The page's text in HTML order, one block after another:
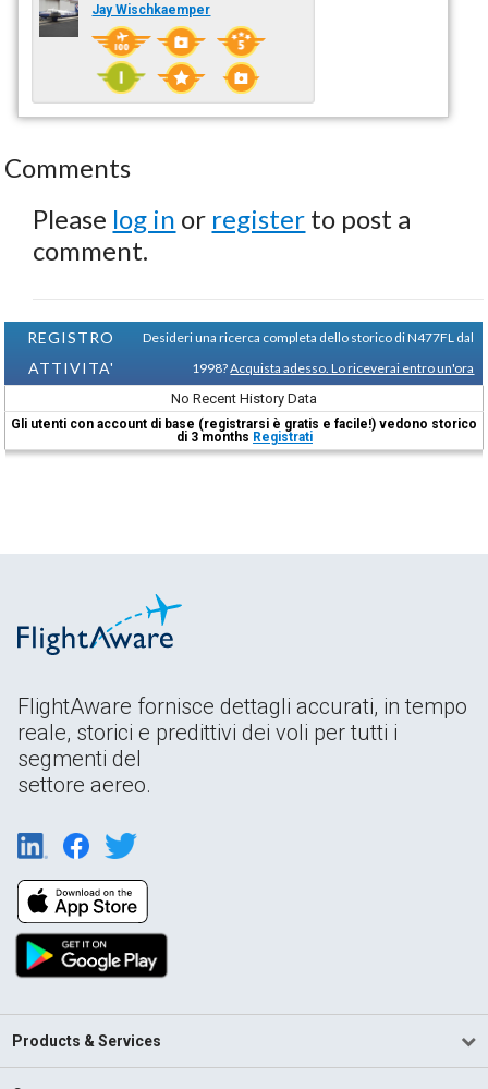
Jay Wischkaemper
Comments
Please log in or register to post a
comment.
REGISTRO
ATTIVITA'
Desideri una ricerca completa dello storico di N477FL dal
1998?Acquista adesso. Lo riceverai entro un'ora
No Recent History Data
Gli utenti con account di base (registrarsi è gratis e facile!) vedono storico
di 3 months Registrati
FlightAware fornisce dettagli accurati, in tempo
reale, storici e predittivi dei voli per tutti i
segmenti del
settore aereo.
Products & Services